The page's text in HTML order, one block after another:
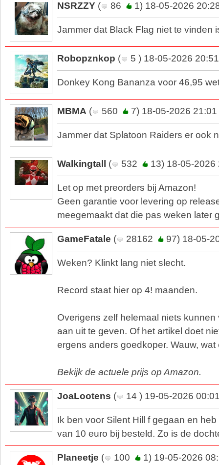
NSRZZY ( 86 1) 18-05-2026
Jammer dat Black Flag niet te vinden
Robopznkop ( 5 ) 18-05-2026 20:51
Donkey Kong Bananza voor 46,95
MBMA ( 560 7) 18-05-2026 21:01
Jammer dat Splatoon Raiders er ook
Walkingtall ( 532 13) 18-05-2026
Let op met preorders bij Amazon!
Geen garantie voor levering op
meegemaakt dat die pas weken later
GameFatale ( 28162 97) 18-05-
Weken? Klinkt lang niet slecht.
Record staat hier op 4! maanden.
Overigens zelf helemaal niets
aan uit te geven. Of het artikel doet
ergens anders goedkoper. Wauw,
Bekijk de actuele prijs op Amazon.
JoaLootens ( 14 ) 19-05-2026
Ik ben voor Silent Hill f gegaan en
van 10 euro bij besteld. Zo is de
Planeetje ( 100 1) 19-05-2026